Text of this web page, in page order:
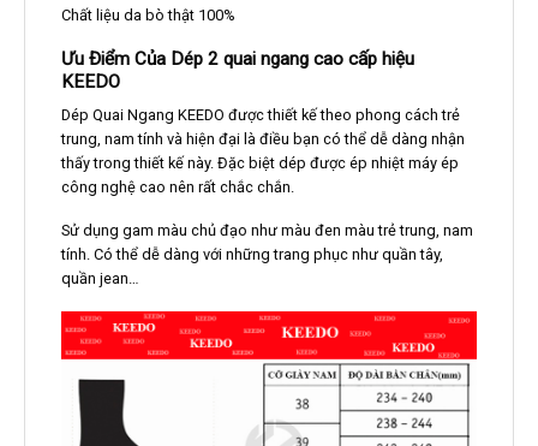
Chất liệu da bò thật 100%
Ưu Điểm Của Dép 2 quai ngang cao cấp hiệu
KEEDO
Dép Quai Ngang KEEDO được thiết kế theo phong cách trẻ
trung, nam tính và hiện đại là điều bạn có thể dễ dàng nhận
thấy trong thiết kế này. Đặc biệt dép được ép nhiệt máy ép
công nghệ cao nên rất chắc chắn.
Sử dụng gam màu chủ đạo như màu đen màu trẻ trung, nam
tính. Có thể dễ dàng với những trang phục như quần tây,
quần jean…